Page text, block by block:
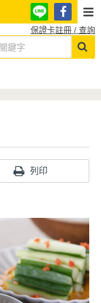
保證卡註冊 / 查詢
列印